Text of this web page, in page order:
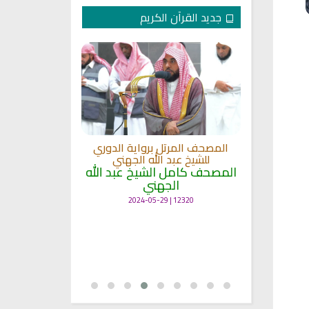
جديد القرآن الكريم
المصحف المرتل برواية الدوري
للشيخ عبد الله الجهني
المصحف كامل الشيخ عبد الله
الجهني
12320 | 2024-05-29